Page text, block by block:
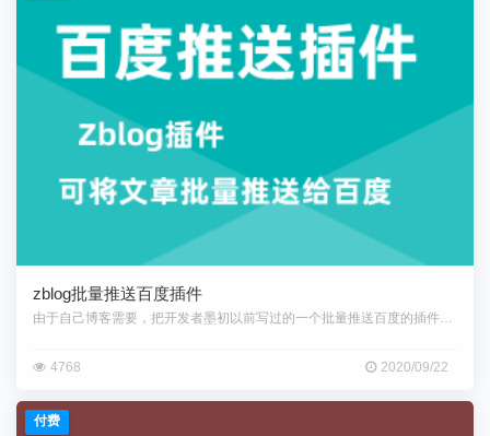
zblog批量推送百度插件
由于自己博客需要，把开发者墨初以前写过的一个批量推送百度的插件给翻出来
4768 2020/09/22
付费